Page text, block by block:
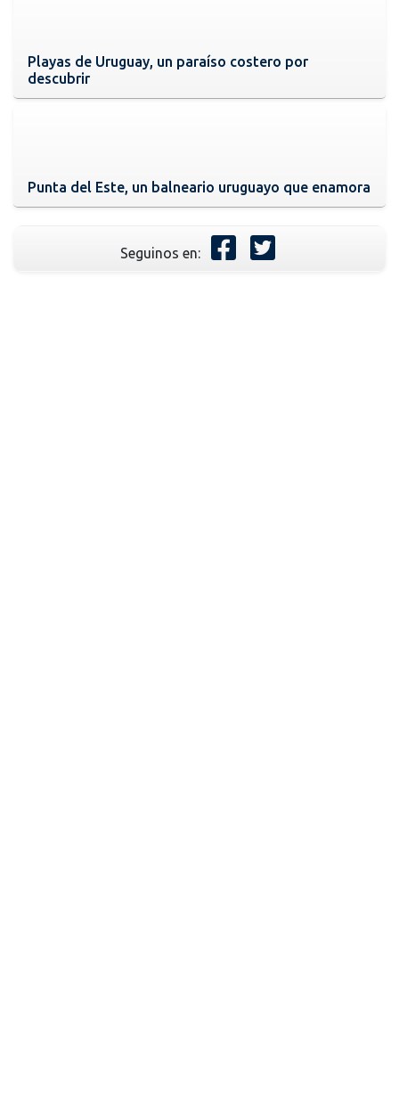
Playas de Uruguay, un paraíso costero por
descubrir
Punta del Este, un balneario uruguayo que enamora
Seguinos en: